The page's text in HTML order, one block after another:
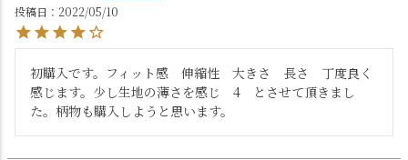
投稿日
2022/05/10
初購入です。フィット感　伸縮性　大きさ　長さ　丁度良く
感じます。少し生地の薄さを感じ　4　とさせて頂きまし
た。柄物も購入しようと思います。